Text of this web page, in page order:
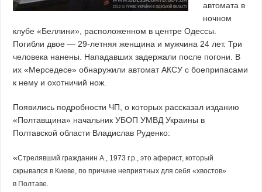
автомата в
ночном
клубе «Беллини», расположенном в центре Одессы.
Погибли двое — 29-летняя женщина и мужчина 24 лет. Три
человека нанены. Нападавших задержали после погони. В
их «Мерседесе» обнаружили автомат АКСУ с боеприпасами
к нему и охотничий нож.
Появились подробности ЧП, о которых рассказал изданию
«Полтавщина» начальник УБОП УМВД Украины в
Полтавской области Владислав Руденко:
«Стрелявший гражданин А., 1973 г.р., это аферист, который
скрывался в Киеве, по причине неприятных для себя «хвостов»
в Полтаве.